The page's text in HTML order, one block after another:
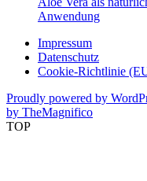
Anwendung
Impressum
Datenschutz
Cookie-Richtlinie
Proudly powered by
by TheMagnifico
TOP